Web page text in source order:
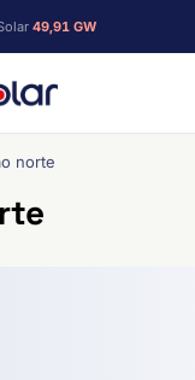
49,91 GW
norte